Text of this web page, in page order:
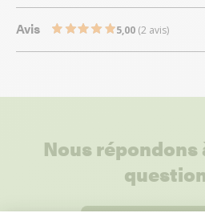
Avis 5,00 (2 avis)
Nous